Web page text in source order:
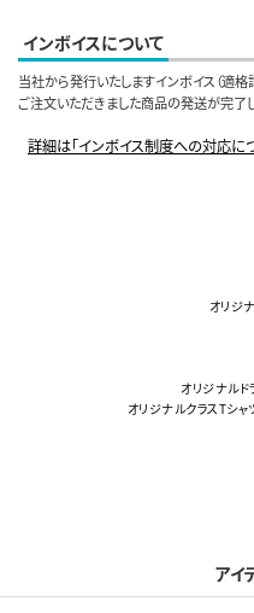
インボイスについて
当社から発行いたしますインボイス（適格
ご注文いただきました商品の発送が完了
詳細は「インボイス制度への対応に
オリジ
オリジナルド
オリジナルクラスTシャ
アイ